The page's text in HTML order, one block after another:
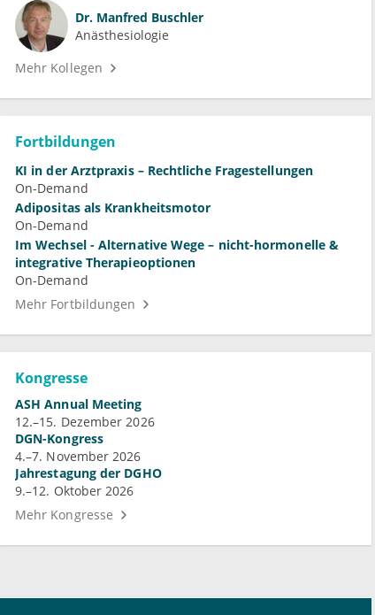
Dr. Manfred Buschler
Anästhesiologie
Mehr Kollegen
Fortbildungen
KI in der Arztpraxis – Rechtliche Fragestellungen
On-Demand
Adipositas als Krankheitsmotor
On-Demand
Im Wechsel - Alternative Wege – nicht-hormonelle &
integrative Therapieoptionen
On-Demand
Mehr Fortbildungen
Kongresse
ASH Annual Meeting
12.–15. Dezember 2026
DGN-Kongress
4.–7. November 2026
Jahrestagung der DGHO
9.–12. Oktober 2026
Mehr Kongresse